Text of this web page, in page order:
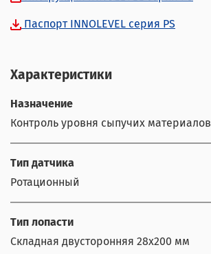
Паспорт INNOLEVEL cерия PS
Характеристики
Назначение
Контроль уровня сыпучих материалов
Тип датчика
Ротационный
Тип лопасти
Складная двусторонняя 28х200 мм